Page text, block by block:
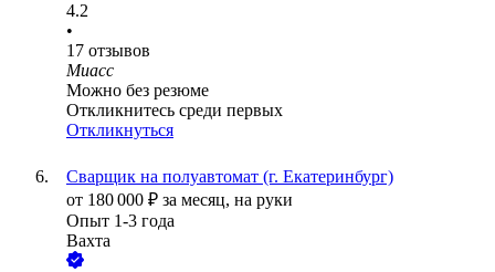
4.2
•
17 отзывов
Миасс
Можно без резюме
Откликнитесь среди первых
Откликнуться
Сварщик на полуавтомат (г. Екатеринбург)
от 180 000 ₽ за месяц, на руки
Опыт 1-3 года
Вахта